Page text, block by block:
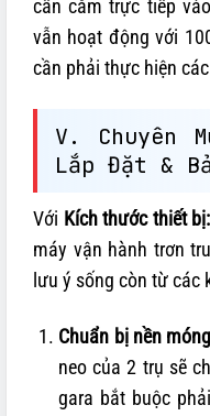
cần cắm trực tiếp
vẫn hoạt động với
cần phải thực hiện
V. Chuyên
Lắp Đặt &
Với Kích thước thiết
máy vận hành trơn
lưu ý sống còn từ các
Chuẩn bị nền
neo của 2 trụ sẽ
gara bắt buộc